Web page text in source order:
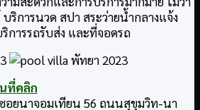
ริการนวด สปา สระว่ายน้ำกลางแจ้ง
การรถรับส่ง และที่จอดรถ
ที่คลิก
อยนาจอมเทียน 56 ถนนสุขุมวิท-นา